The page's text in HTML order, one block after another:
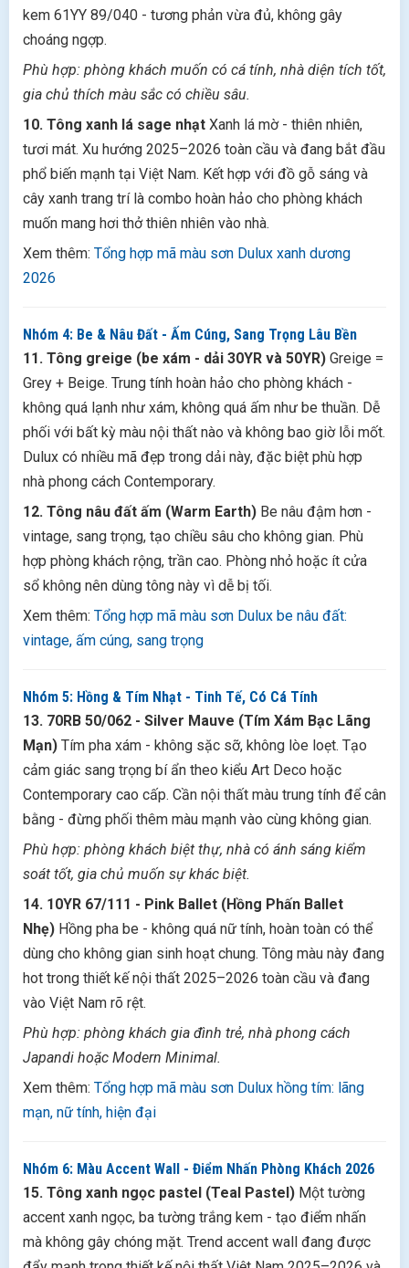
kem 61YY 89/040 - tương phản vừa đủ, không gây
choáng ngợp.
Phù hợp: phòng khách muốn có cá tính, nhà diện tích tốt,
gia chủ thích màu sắc có chiều sâu.
10. Tông xanh lá sage nhạt Xanh lá mờ - thiên nhiên,
tươi mát. Xu hướng 2025–2026 toàn cầu và đang bắt đầu
phổ biến mạnh tại Việt Nam. Kết hợp với đồ gỗ sáng và
cây xanh trang trí là combo hoàn hảo cho phòng khách
muốn mang hơi thở thiên nhiên vào nhà.
Xem thêm: Tổng hợp mã màu sơn Dulux xanh dương
2026
Nhóm 4: Be & Nâu Đất - Ấm Cúng, Sang Trọng Lâu Bền
11. Tông greige (be xám - dải 30YR và 50YR) Greige =
Grey + Beige. Trung tính hoàn hảo cho phòng khách -
không quá lạnh như xám, không quá ấm như be thuần. Dễ
phối với bất kỳ màu nội thất nào và không bao giờ lỗi mốt.
Dulux có nhiều mã đẹp trong dải này, đặc biệt phù hợp
nhà phong cách Contemporary.
12. Tông nâu đất ấm (Warm Earth) Be nâu đậm hơn -
vintage, sang trọng, tạo chiều sâu cho không gian. Phù
hợp phòng khách rộng, trần cao. Phòng nhỏ hoặc ít cửa
sổ không nên dùng tông này vì dễ bị tối.
Xem thêm: Tổng hợp mã màu sơn Dulux be nâu đất:
vintage, ấm cúng, sang trọng
Nhóm 5: Hồng & Tím Nhạt - Tinh Tế, Có Cá Tính
13. 70RB 50/062 - Silver Mauve (Tím Xám Bạc Lãng
Mạn) Tím pha xám - không sặc sỡ, không lòe loẹt. Tạo
cảm giác sang trọng bí ẩn theo kiểu Art Deco hoặc
Contemporary cao cấp. Cần nội thất màu trung tính để cân
bằng - đừng phối thêm màu mạnh vào cùng không gian.
Phù hợp: phòng khách biệt thự, nhà có ánh sáng kiểm
soát tốt, gia chủ muốn sự khác biệt.
14. 10YR 67/111 - Pink Ballet (Hồng Phấn Ballet
Nhẹ) Hồng pha be - không quá nữ tính, hoàn toàn có thể
dùng cho không gian sinh hoạt chung. Tông màu này đang
hot trong thiết kế nội thất 2025–2026 toàn cầu và đang
vào Việt Nam rõ rệt.
Phù hợp: phòng khách gia đình trẻ, nhà phong cách
Japandi hoặc Modern Minimal.
Xem thêm: Tổng hợp mã màu sơn Dulux hồng tím: lãng
mạn, nữ tính, hiện đại
Nhóm 6: Màu Accent Wall - Điểm Nhấn Phòng Khách 2026
15. Tông xanh ngọc pastel (Teal Pastel) Một tường
accent xanh ngọc, ba tường trắng kem - tạo điểm nhấn
mà không gây chóng mặt. Trend accent wall đang được